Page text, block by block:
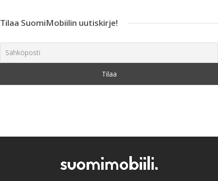
Tilaa SuomiMobiilin uutiskirje!